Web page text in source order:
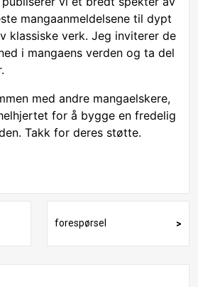
mangaanmeldelsene til dypt
klassiske verk. Jeg inviterer de
i mangaens verden og ta del
med andre mangaelskere,
for å bygge en fredelig
Takk for deres støtte.
forespørsel